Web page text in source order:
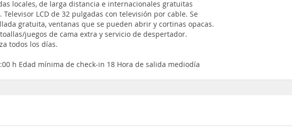
locales, de larga distancia e internacionales gratuitas
LCD de 32 pulgadas con televisión por cable. Se
gratuita, ventanas que se pueden abrir y cortinas opacas.
juegos de cama extra y servicio de despertador.
todos los días.
h Edad mínima de check-in 18 Hora de salida mediodía